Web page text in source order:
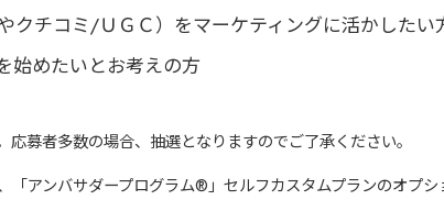
クチコミ/ＵＧＣ）をマーケティングに活かしたい
始めたいとお考えの方
募者多数の場合、抽選となりますのでご了承ください。
アンバサダープログラム®」セルフカスタムプランのオプ